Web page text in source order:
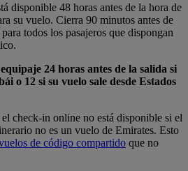
disponible 48 horas antes de la hora de
su vuelo. Cierra 90 minutos antes de
todos los pasajeros que dispongan
24 horas antes de la salida si
o 12 si su vuelo sale desde Estados
check-in online no está disponible si el
no es un vuelo de Emirates. Esto
de código compartido que no